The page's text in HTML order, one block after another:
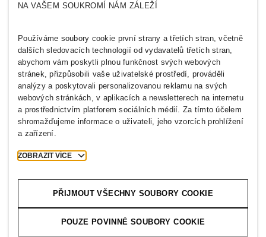
Kdo jsme
Inkluzivita & rozmanitost
H&M GROUP
Prozkoumejte skupinu
CZECH REPUBLIC
Tisk
Soubory cookie
2026 H & M Hennes and Mauritz AB.
NA VAŠEM SOUKROMÍ NÁM ZÁLEŽÍ
Používáme soubory cookie první strany a třetích stran, včetně
dalších sledovacích technologií od vydavatelů třetích stran,
abychom vám poskytli plnou funkčnost svých webových
stránek, přizpůsobili vaše uživatelské prostředí, prováděli
analýzy a poskytovali personalizovanou reklamu na svých
webových stránkách, v aplikacích a newsletterech na internetu
a prostřednictvím platforem sociálních médií. Za tímto účelem
shromažďujeme informace o uživateli, jeho vzorcích prohlížení
a zařízení.
ZOBRAZIT VÍCE
PŘIJMOUT VŠECHNY SOUBORY COOKIE
POUZE POVINNÉ SOUBORY COOKIE